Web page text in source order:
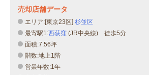
売却店舗データ
エリア:[東京23区] 杉並区
最寄駅1:西荻窪 (JR中央線) 徒歩5分
面積:7.56坪
階数:地上1階
営業年数:1年